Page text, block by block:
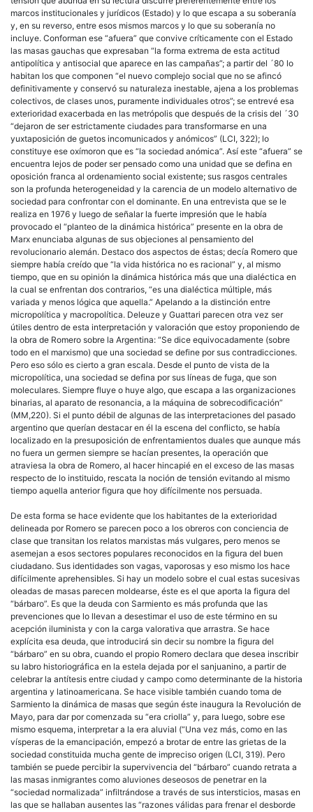
marcos institucionales y jurídicos (Estado) y lo que escapa a su soberanía
y, en su reverso, entre esos mismos marcos y lo que su soberanía no
incluye. Conforman ese “afuera” que convive críticamente con el Estado
las masas gauchas que expresaban “la forma extrema de esta actitud
antipolítica y antisocial que aparece en las campañas”; a partir del ´80 lo
habitan los que componen “el nuevo complejo social que no se afincó
definitivamente y conservó su naturaleza inestable, ajena a los problemas
colectivos, de clases unos, puramente individuales otros”; se entrevé esa
exterioridad exacerbada en las metrópolis que después de la crisis del ´30
“dejaron de ser estrictamente ciudades para transformarse en una
yuxtaposición de guetos incomunicados y anómicos” (LCI, 322); lo
constituye ese oxímoron que es “la sociedad anómica”. Así este “afuera” se
encuentra lejos de poder ser pensado como una unidad que se defina en
oposición franca al ordenamiento social existente; sus rasgos centrales
son la profunda heterogeneidad y la carencia de un modelo alternativo de
sociedad para confrontar con el dominante. En una entrevista que se le
realiza en 1976 y luego de señalar la fuerte impresión que le había
provocado el “planteo de la dinámica histórica” presente en la obra de
Marx enunciaba algunas de sus objeciones al pensamiento del
revolucionario alemán. Destaco dos aspectos de éstas; decía Romero que
siempre había creído que “la vida histórica no es racional” y, al mismo
tiempo, que en su opinión la dinámica histórica más que una dialéctica en
la cual se enfrentan dos contrarios, “es una dialéctica múltiple, más
variada y menos lógica que aquella.” Apelando a la distinción entre
micropolítica y macropolítica. Deleuze y Guattari parecen otra vez ser
útiles dentro de esta interpretación y valoración que estoy proponiendo de
la obra de Romero sobre la Argentina: “Se dice equivocadamente (sobre
todo en el marxismo) que una sociedad se define por sus contradicciones.
Pero eso sólo es cierto a gran escala. Desde el punto de vista de la
micropolítica, una sociedad se defina por sus líneas de fuga, que son
moleculares. Siempre fluye o huye algo, que escapa a las organizaciones
binarias, al aparato de resonancia, a la máquina de sobrecodificación”
(MM,220). Si el punto débil de algunas de las interpretaciones del pasado
argentino que querían destacar en él la escena del conflicto, se había
localizado en la presuposición de enfrentamientos duales que aunque más
no fuera un germen siempre se hacían presentes, la operación que
atraviesa la obra de Romero, al hacer hincapié en el exceso de las masas
respecto de lo instituido, rescata la noción de tensión evitando al mismo
tiempo aquella anterior figura que hoy difícilmente nos persuada.
De esta forma se hace evidente que los habitantes de la exterioridad
delineada por Romero se parecen poco a los obreros con conciencia de
clase que transitan los relatos marxistas más vulgares, pero menos se
asemejan a esos sectores populares reconocidos en la figura del buen
ciudadano. Sus identidades son vagas, vaporosas y eso mismo los hace
difícilmente aprehensibles. Si hay un modelo sobre el cual estas sucesivas
oleadas de masas parecen moldearse, éste es el que aporta la figura del
“bárbaro”. Es que la deuda con Sarmiento es más profunda que las
prevenciones que lo llevan a desestimar el uso de este término en su
acepción iluminista y con la carga valorativa que arrastra. Se hace
explícita esa deuda, que introducirá sin decir su nombre la figura del
“bárbaro” en su obra, cuando el propio Romero declara que desea inscribir
su labro historiográfica en la estela dejada por el sanjuanino, a partir de
celebrar la antítesis entre ciudad y campo como determinante de la historia
argentina y latinoamericana. Se hace visible también cuando toma de
Sarmiento la dinámica de masas que según éste inaugura la Revolución de
Mayo, para dar por comenzada su “era criolla” y, para luego, sobre ese
mismo esquema, interpretar a la era aluvial (“Una vez más, como en las
vísperas de la emancipación, empezó a brotar de entre las grietas de la
sociedad constituida mucha gente de impreciso origen (LCI, 319). Pero
también se puede percibir la supervivencia del “bárbaro” cuando retrata a
las masas inmigrantes como aluviones deseosos de penetrar en la
“sociedad normalizada” infiltrándose a través de sus intersticios, masas en
las que se hallaban ausentes las “razones válidas para frenar el desborde